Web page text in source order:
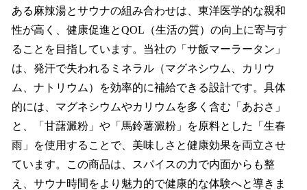
ある⿇辣湯とサウナの組み合わせは、東洋医学的な親和
性が⾼く、健康促進とQOL（⽣活の質）の向上に寄与す
ることを⽬指しています。当社の「サ飯マーラータン」
は、発汗で失われるミネラル（マグネシウム、カリウ
ム、ナトリウム）を効率的に補給できる設計です。具体
的には、マグネシウムやカリウムを多く含む「あおさ」
と、「⽢藷澱粉」や「⾺鈴薯澱粉」を原料とした「⽣春
⾬」を使⽤することで、美味しさと健康効果を両⽴させ
ています。この商品は、スパイスの⼒で内⾯からも整
え、サウナ時間をより魅⼒的で健康的な体験へと導きま